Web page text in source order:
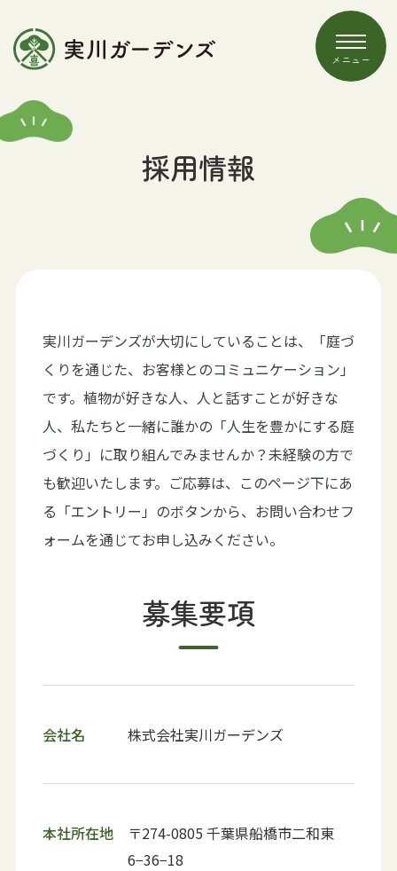
メニュー
ホーム
実川ガーデンズについて
お庭がきれいになるまで
施工の流れ
サービス
事例紹介
お知らせ
LINEでご相談
採用情報
実川ガーデンズが大切にしていることは、「庭づ
くりを通じた、お客様とのコミュニケーション」
です。植物が好きな人、人と話すことが好きな
人、私たちと一緒に誰かの「人生を豊かにする庭
づくり」に取り組んでみませんか？未経験の方で
も歓迎いたします。ご応募は、このページ下にあ
る「エントリー」のボタンから、お問い合わせフ
ォームを通じてお申し込みください。
募集要項
会社名 株式会社実川ガーデンズ
本社所在地
〒274-0805 千葉県船橋市二和東
6−36−18